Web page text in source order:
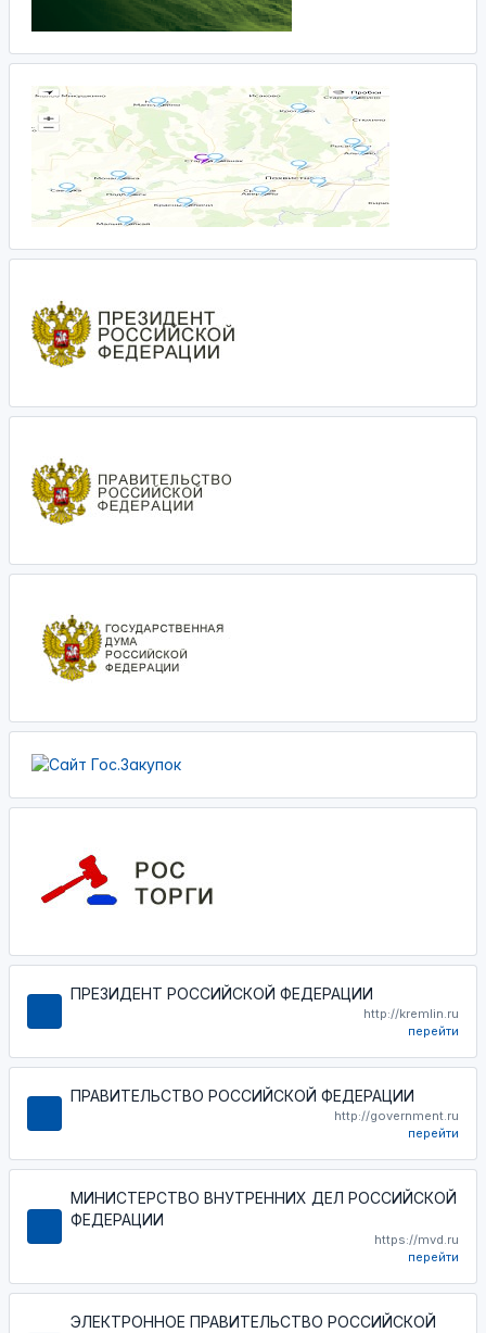
ПРЕЗИДЕНТ РОССИЙСКОЙ ФЕДЕРАЦИИ
http://kremlin.ru
перейти
ПРАВИТЕЛЬСТВО РОССИЙСКОЙ ФЕДЕРАЦИИ
http://government.ru
перейти
МИНИСТЕРСТВО ВНУТРЕННИХ ДЕЛ РОССИЙСКОЙ
ФЕДЕРАЦИИ
https://mvd.ru
перейти
ЭЛЕКТРОННОЕ ПРАВИТЕЛЬСТВО РОССИЙСКОЙ